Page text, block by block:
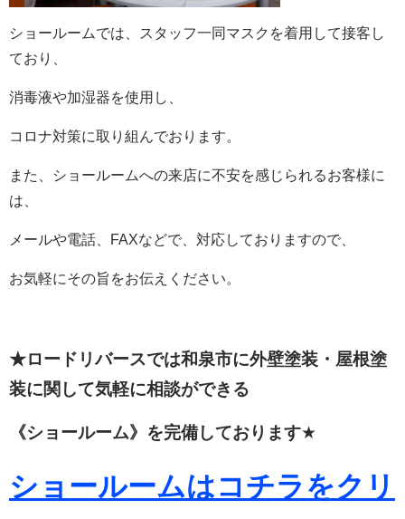
ショールームでは、スタッフ一同マスクを着用して接客し
ており、
消毒液や加湿器を使用し、
コロナ対策に取り組んでおります。
また、ショールームへの来店に不安を感じられるお客様に
は、
メールや電話、FAXなどで、対応しておりますので、
お気軽にその旨をお伝えください。
★ロードリバースでは和泉市に外壁塗装・屋根塗
装に関して気軽に相談ができる
《ショールーム》を完備しております★
ショールームはコチラをクリ